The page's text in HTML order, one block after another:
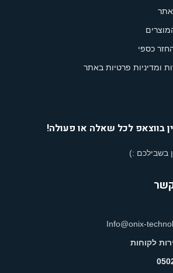
כספי
ומדיניות פרטיות באתר
בווצאפ לכל שאלה או פעולה!
בשבילכם :)
Info@onix-
לקוחות